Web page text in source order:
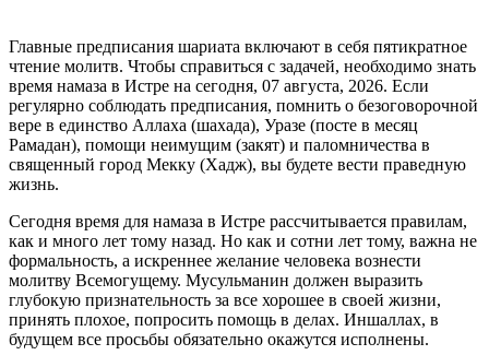
Главные предписания шариата включают в себя пятикратное
чтение молитв. Чтобы справиться с задачей, необходимо знать
время намаза в Истре на сегодня, 07 августа, 2026. Если
регулярно соблюдать предписания, помнить о безоговорочной
вере в единство Аллаха (шахада), Уразе (посте в месяц
Рамадан), помощи неимущим (закят) и паломничества в
священный город Мекку (Хадж), вы будете вести праведную
жизнь.
Сегодня время для намаза в Истре рассчитывается правилам,
как и много лет тому назад. Но как и сотни лет тому, важна не
формальность, а искреннее желание человека вознести
молитву Всемогущему. Мусульманин должен выразить
глубокую признательность за все хорошее в своей жизни,
принять плохое, попросить помощь в делах. Иншаллах, в
будущем все просьбы обязательно окажутся исполнены.